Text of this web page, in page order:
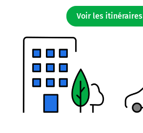
Voir les itinéraires